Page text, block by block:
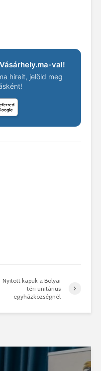
val!
híreit, jelöld meg
Nyitott kapuk a Bolyai
téri unitárius
egyházközségnél